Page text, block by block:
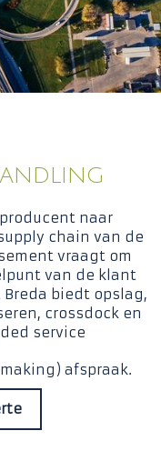
naar
chain van de
vraagt om
van de klant
biedt opslag,
crossdock en
service
afspraak.